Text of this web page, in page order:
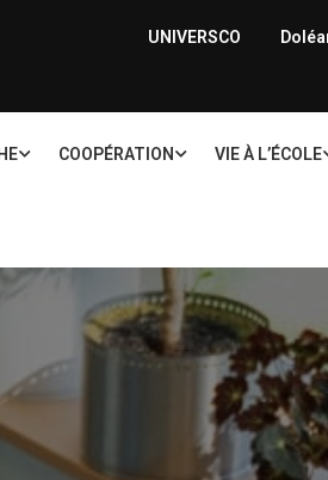
UNIVERSCO
COOPÉRATION VIE À L’ÉCOLE